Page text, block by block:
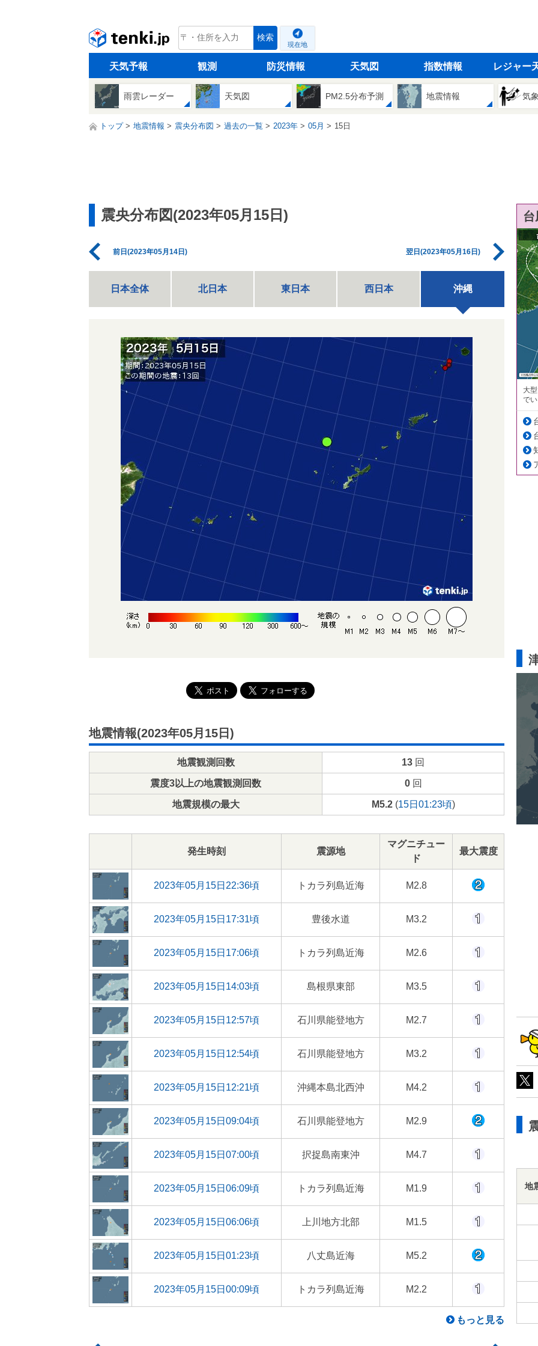
tenki.jp 検索
現在地
天気予報 観測 防災情報 天気図 指数情報 レジャー
雨雲レーダー 天気図 PM2.5分布予測 地震情報 気
トップ 地震情報 震央分布図 過去の一覧 2023年 05月 15日
震央分布図(2023年05月15日)
前日(2023年05月14日) 翌日(2023年05月16日)
日本全体 北日本 東日本 西日本 沖縄
地震情報(2023年05月15日)
地震観測回数 13 回
震度3以上の地震観測回数 0回
地震規模の最大 M5.2(15日01:23頃)
発生時刻 震源地
マグニチュー
ド
最大震度
2023年05月15日22:36頃 トカラ列島近海 M2.8
2023年05月15日17:31頃 豊後水道 M3.2
2023年05月15日17:06頃 トカラ列島近海 M2.6
2023年05月15日14:03頃 島根県東部 M3.5
2023年05月15日12:57頃 石川県能登地方 M2.7
2023年05月15日12:54頃 石川県能登地方 M3.2
2023年05月15日12:21頃 沖縄本島北西沖 M4.2
2023年05月15日09:04頃 石川県能登地方 M2.9
2023年05月15日07:00頃 択捉島南東沖 M4.7
2023年05月15日06:09頃 トカラ列島近海 M1.9
2023年05月15日06:06頃 上川地方北部 M1.5
2023年05月15日01:23頃 八丈島近海 M5.2
2023年05月15日00:09頃 トカラ列島近海 M2.2
もっと見る
大
で
地